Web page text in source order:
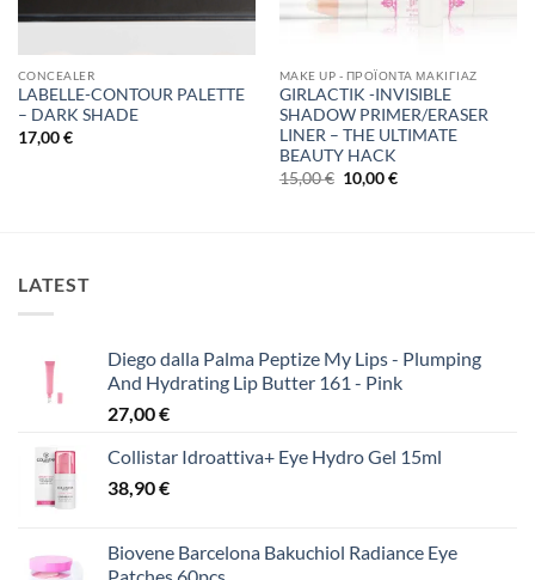
CONCEALER
LABELLE-CONTOUR PALETTE
– DARK SHADE
17,00€
MAKE UP - ΠΡΟΪΌΝΤΑ ΜΑΚΙΓΙΆΖ
GIRLACTIK -INVISIBLE
SHADOW PRIMER/ERASER
LINER – THE ULTIMATE
BEAUTY HACK
15,00€ Original
price
10,00€Η
LATEST
Diego dalla Palma Peptize My Lips - Plumping
And Hydrating Lip Butter 161 - Pink
27,00€
Collistar Idroattiva+ Eye Hydro Gel 15ml
38,90€
Biovene Barcelona Bakuchiol Radiance Eye